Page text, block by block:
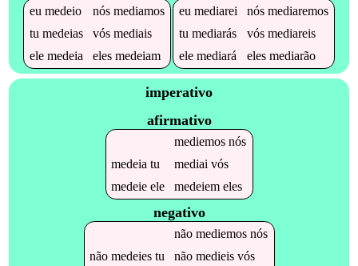
eu medeio nós mediamos
tu medeias vós mediais
ele medeia eles medeiam
eu mediarei nós mediaremos
tu mediarás vós mediareis
ele mediará eles mediarão
imperativo
afirmativo
mediemos nós
medeia tu mediai vós
medeie ele medeiem eles
negativo
nãomediemos nós
nãomedeies tu nãomedieis vós